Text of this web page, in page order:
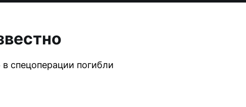
спецоперации погибли